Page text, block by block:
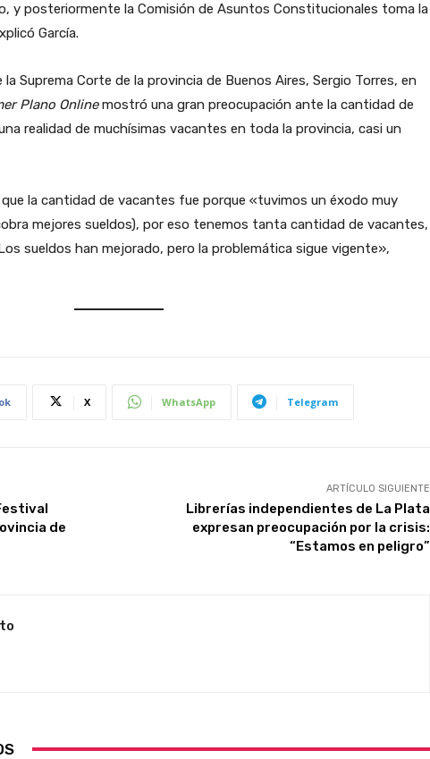
y posteriormente la Comisión de Asuntos Constitucionales toma la
García.
Suprema Corte de la provincia de Buenos Aires, Sergio Torres, en
Plano Onlinemostró una gran preocupación ante la cantidad de
realidad de muchísimas vacantes en toda la provincia, casi un
la cantidad de vacantes fue porque «tuvimos un éxodo muy
mejores sueldos), por eso tenemos tanta cantidad de vacantes,
sueldos han mejorado, pero la problemática sigue vigente»,
X WhatsApp Telegram
de
ARTÍCULO SIGUIENTE
Librerías independientes de La Plata
expresan preocupación por la crisis:
“Estamos en peligro”